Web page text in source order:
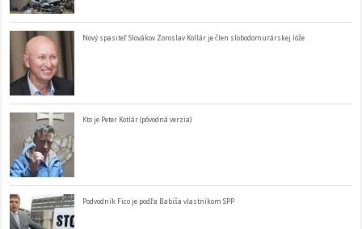
Nový spasiteľ Slovákov Zoroslav Kollár je člen slobodomurárskej lóže
Kto je Peter Kotlár (pôvodná verzia)
Podvodník Fico je podľa Babiša vlastníkom SPP